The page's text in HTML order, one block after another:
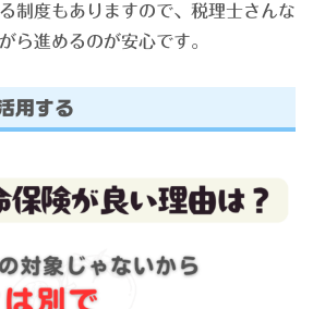
制度もありますので、税理士さんな
ら進めるのが安心です。
用する